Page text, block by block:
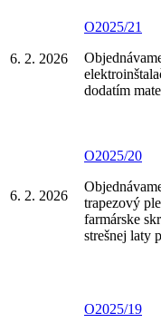
6. 2. 2026
O2025/21
dodatím
6. 2. 2026
O2025/20
trapezový
farmárske
strešnej laty
O2025/19